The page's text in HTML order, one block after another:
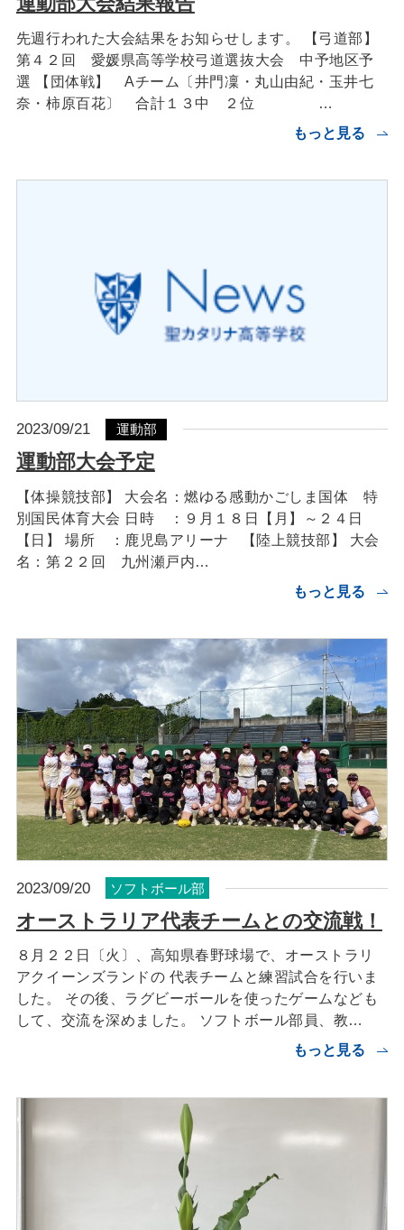
先週行われた大会結果をお知らせします。 【弓道部】
第４２回 愛媛県高等学校弓道選抜大会 中予地区予
選 【団体戦】 Aチーム〔井門凜・丸山由紀・玉井七
奈・柿原百花〕 合計１３中 ２位 …
もっと見る
2023/09/21 運動部
運動部大会予定
【体操競技部】 大会名：燃ゆる感動かごしま国体 特
別国民体育大会 日時 ：９月１８日【月】～２４日
【日】 場所 ：鹿児島アリーナ 【陸上競技部】 大会
名：第２２回 九州瀬戸内…
もっと見る
2023/09/20 ソフトボール部
オーストラリア代表チームとの交流戦！
８月２２日〔火〕、高知県春野球場で、オーストラリ
アクイーンズランドの 代表チームと練習試合を行いま
した。 その後、ラグビーボールを使ったゲームなども
して、交流を深めました。 ソフトボール部員、教…
もっと見る